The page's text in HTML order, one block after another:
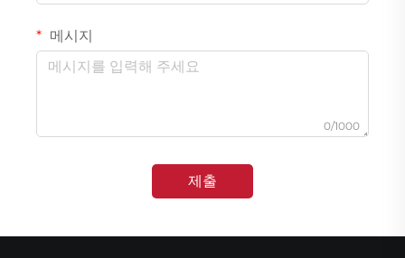
메시지
0/1000
제출